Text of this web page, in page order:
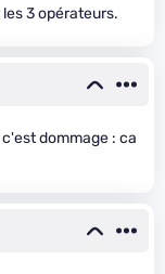
3 opérateurs.
dommage : ca